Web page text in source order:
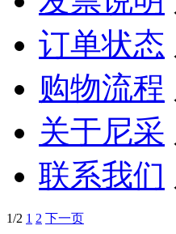
订单状态
购物流程
关于尼采
联系我们
1/2 1 2 下一页